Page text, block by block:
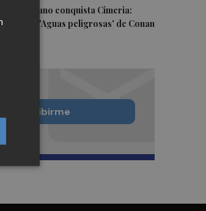
murciano conquista Cimeria:
ilustra 'Aguas peligrosas' de Conan
suscribirme